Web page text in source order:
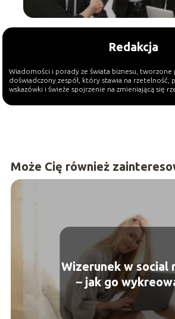
Redakcja
Wiadomości i porady ze świata biznesu, tworzone
doświadczony zespół, który stawia na rzetelność,
wskazówki i świeże spojrzenie na zmieniającą się
Może Cię również
Wizerunek w social
– jak go